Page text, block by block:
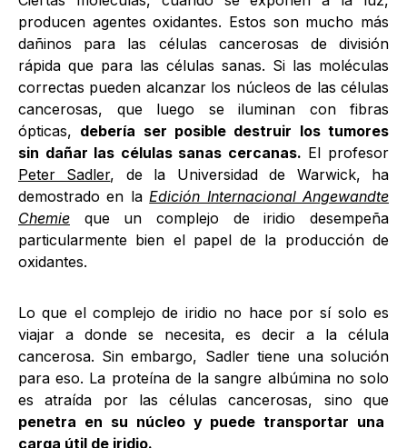
producen agentes oxidantes. Estos son mucho más
dañinos para las células cancerosas de división
rápida que para las células sanas. Si las moléculas
correctas pueden alcanzar los núcleos de las células
cancerosas, que luego se iluminan con fibras
ópticas, debería ser posible destruir los tumores
sin dañar las células sanas cercanas. El profesor
Peter Sadler, de la Universidad de Warwick, ha
demostrado en laEdición Internacional Angewandte
Chemie que un complejo de iridio desempeña
particularmente bien el papel de la producción de
oxidantes.
Lo que el complejo de iridio no hace por sí solo es
viajar a donde se necesita, es decir a la célula
cancerosa. Sin embargo, Sadler tiene una solución
para eso. La proteína de la sangre albúmina no solo
es atraída por las células cancerosas, sino que
penetra en su núcleo y puede transportar una
carga útil de iridio.